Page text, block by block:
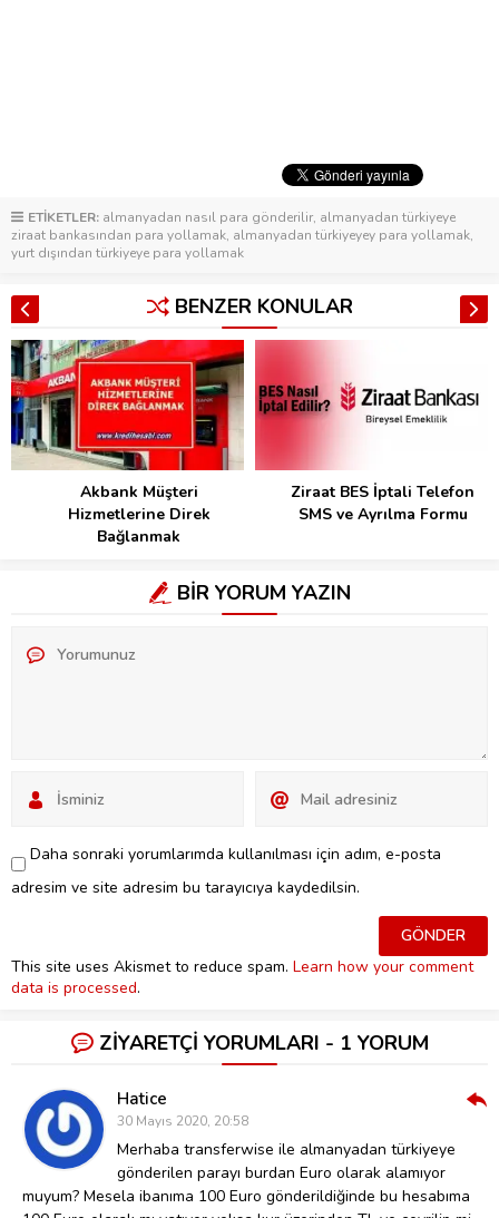
ETİKETLER: almanyadan nasıl para gönderilir, almanyadan türkiyeye
ziraat bankasından para yollamak, almanyadan türkiyeyey para yollamak,
yurt dışından türkiyeye para yollamak
BENZER KONULAR
Akbank Müşteri
Hizmetlerine Direk
Bağlanmak
Ziraat BES İptali Telefon
SMS ve Ayrılma Formu
BİR YORUM YAZIN
Daha sonraki yorumlarımda kullanılması için adım, e-posta
adresim ve site adresim bu tarayıcıya kaydedilsin.
This site uses Akismet to reduce spam. Learn how your comment
data is processed.
ZİYARETÇİ YORUMLARI - 1 YORUM
Hatice
30 Mayıs 2020, 20:58
Merhaba transferwise ile almanyadan türkiyeye
gönderilen parayı burdan Euro olarak alamıyor
muyum? Mesela ibanıma 100 Euro gönderildiğinde bu hesabıma